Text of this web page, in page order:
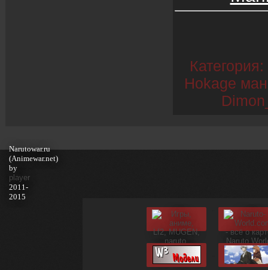
Категория:
Hokage
Narutowar.ru
(Animewar.net)
by
player
2011-
2015